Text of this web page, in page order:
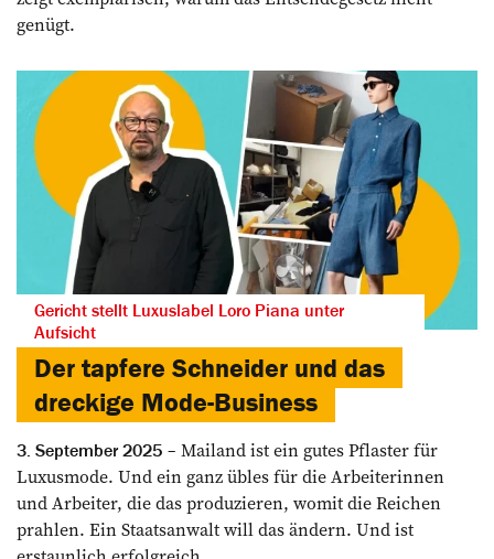
genügt.
Gericht stellt Luxuslabel Loro Piana unter
Aufsicht
Der tapfere Schneider und das
dreckige Mode-Business
3. September 2025
Mailand ist ein gutes Pflaster für
Luxusmode. Und ein ganz übles für die Arbeiterinnen
und Arbeiter, die das produzieren, womit die Reichen
prahlen. Ein Staatsanwalt will das ändern. Und ist